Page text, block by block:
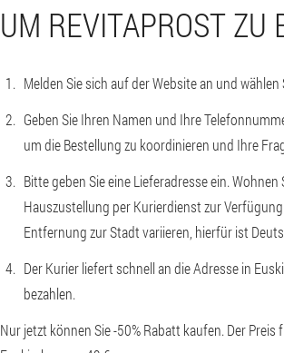
UM REVITAPROST ZU
Melden Sie sich auf der Website an und
Geben Sie Ihren Namen und Ihre
um die Bestellung zu koordinieren und Ihre
Bitte geben Sie eine Lieferadresse ein.
Hauszustellung per Kurierdienst zur
Entfernung zur Stadt variieren, hierfür ist
Der Kurier liefert schnell an die Adresse in
bezahlen.
Nur jetzt können Sie -50% Rabatt kaufen. Der